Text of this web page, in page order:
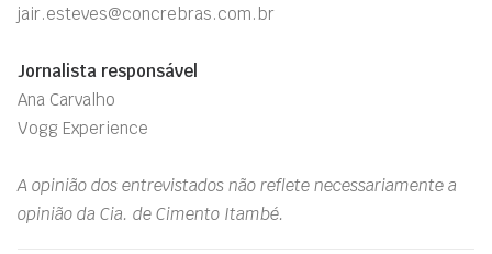
jair.esteves@concrebras.com.br
Jornalista responsável
Ana Carvalho
Vogg Experience
A opinião dos entrevistados não reflete necessariamente a
opinião da Cia. de Cimento Itambé.